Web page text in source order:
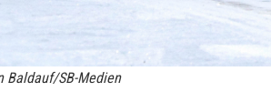
Baldauf/SB-Medien